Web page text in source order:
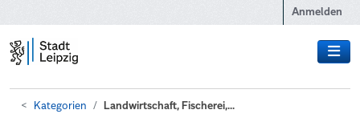
Anmelden
Kategorien Landwirtschaft, Fischerei,...